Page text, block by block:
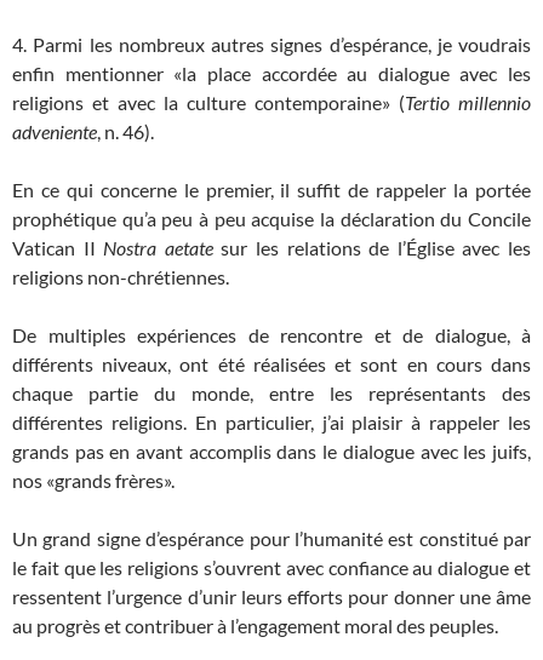
4. Parmi les nombreux autres signes d’espérance, je voudrais
enfin mentionner «la place accordée au dialogue avec les
religions et avec la culture contemporaine» (Tertio millennio
adveniente, n. 46).
En ce qui concerne le premier, il suffit de rappeler la portée
prophétique qu’a peu à peu acquise la déclaration du Concile
Vatican II Nostra aetatesur les relations de l’Église avec les
religions non-chrétiennes.
De multiples expériences de rencontre et de dialogue, à
différents niveaux, ont été réalisées et sont en cours dans
chaque partie du monde, entre les représentants des
différentes religions. En particulier, j’ai plaisir à rappeler les
grands pas en avant accomplis dans le dialogue avec les juifs,
nos «grands frères».
Un grand signe d’espérance pour l’humanité est constitué par
le fait que les religions s’ouvrent avec confiance au dialogue et
ressentent l’urgence d’unir leurs efforts pour donner une âme
au progrès et contribuer à l’engagement moral des peuples.